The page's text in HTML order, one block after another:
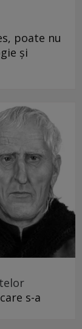
poate nu
și
s-a